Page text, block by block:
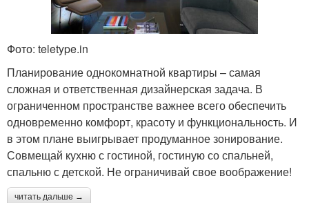
Фото: teletype.in
Планирование однокомнатной квартиры – самая
сложная и ответственная дизайнерская задача. В
ограниченном пространстве важнее всего обеспечить
одновременно комфорт, красоту и функциональность. И
в этом плане выигрывает продуманное зонирование.
Совмещай кухню с гостиной, гостиную со спальней,
спальню с детской. Не ограничивай свое воображение!
читать дальше →